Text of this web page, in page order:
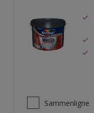
Sammenligne